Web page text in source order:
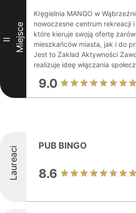
II Miejsce
Kręgielnia MANGO w
nowoczesne centrum rekreacji
które kieruje swoją ofertę
mieszkańców miasta, jak i do
Jest to Zakład Aktywności
realizuje ideę włączania
9.0
Laureaci PUB BINGO
8.6